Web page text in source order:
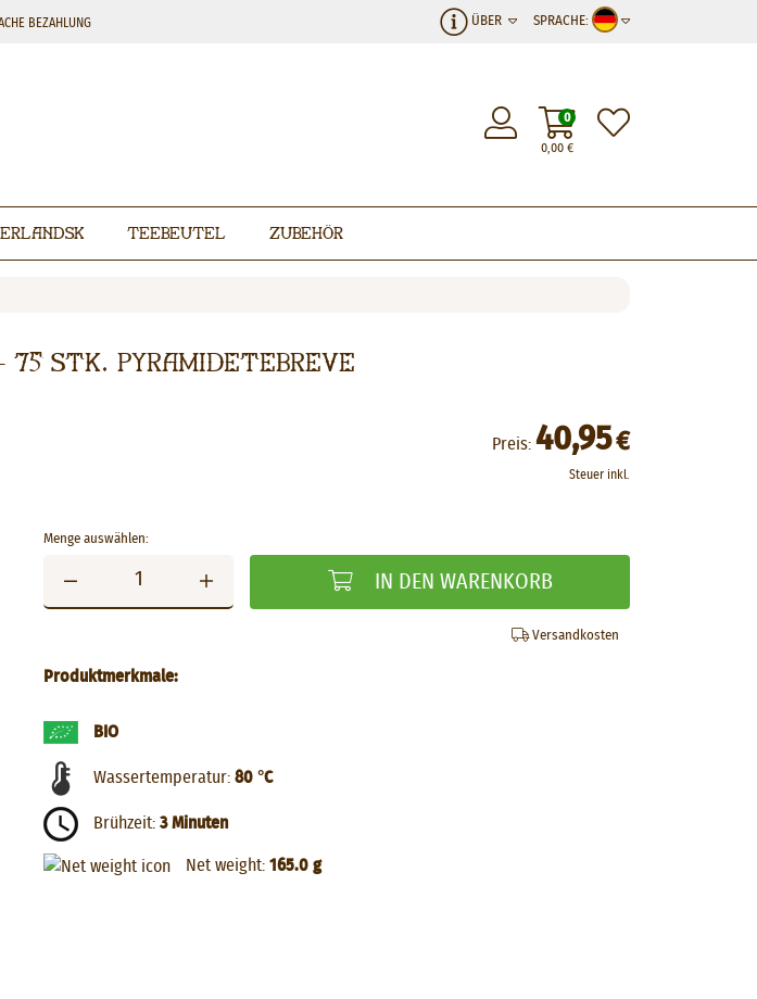
BEZAHLUNG SPRACHE:
ÜBER
0,00€
0
Teebeutel Zubehör
75 stk. pyramidetebreve
Preis: 40,95€
Steuer inkl.
Menge auswählen:
IN DEN WARENKORB
Versandkosten
Produktmerkmale:
BIO
Wassertemperatur: 80 °C
Brühzeit: 3 Minuten
Net weight: 165.0 g